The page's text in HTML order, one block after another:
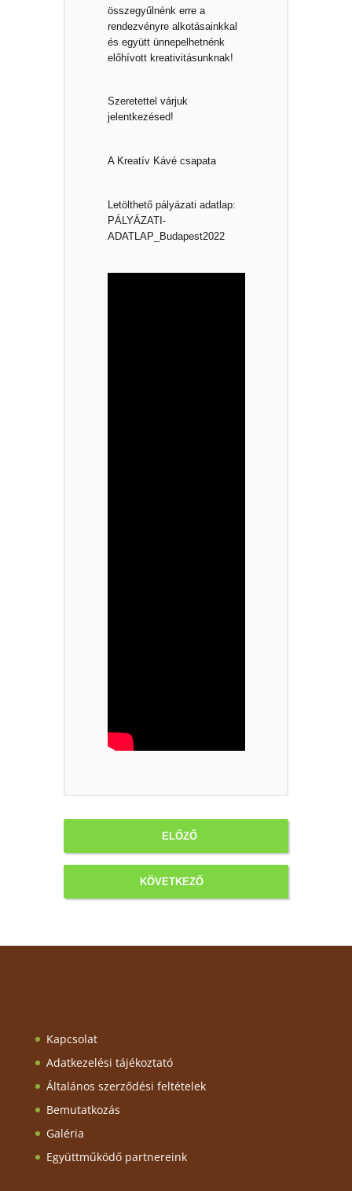
összegyűlnénk erre a
rendezvényre alkotásainkkal
és együtt ünnepelhetnénk
előhívott kreativitásunknak!
Szeretettel várjuk
jelentkezésed!
A Kreatív Kávé csapata
Letölthető pályázati adatlap:
PÁLYÁZATI-
ADATLAP_
Budapest2022
ELŐZŐ
KÖVETKEZŐ
Kapcsolat
Adatkezelési tájékoztató
Általános szerződési feltételek
Bemutatkozás
Galéria
Együttműködő partnereink